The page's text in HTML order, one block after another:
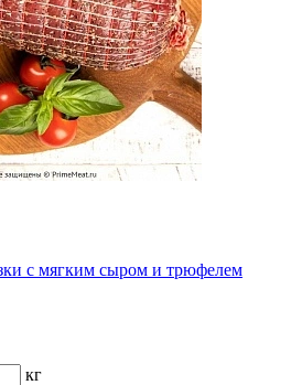
с мягким сыром и трюфелем
кг